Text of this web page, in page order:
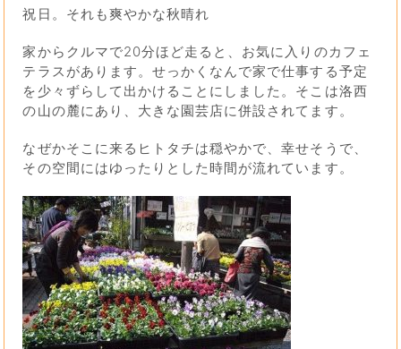
祝日。それも爽やかな秋晴れ
家からクルマで20分ほど走ると、お気に入りのカフェ
テラスがあります。せっかくなんで家で仕事する予定
を少々ずらして出かけることにしました。そこは洛西
の山の麓にあり、大きな園芸店に併設されてます。
なぜかそこに来るヒトタチは穏やかで、幸せそうで、
その空間にはゆったりとした時間が流れています。